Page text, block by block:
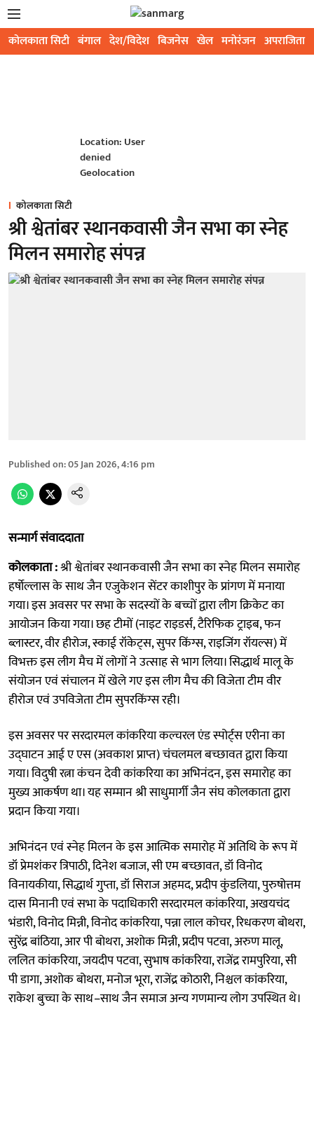
कोलकाता सिटी बंगाल देश/विदेश बिजनेस खेल मनोरंजन अपराजिता
Location: User
denied
Geolocation
कोलकाता सिटी
श्री श्वेतांबर स्थानकवासी जैन सभा का स्नेह
मिलन समारोह संपन्न
Published on:05 Jan 2026, 4:16 pm
सन्मार्ग संवाददाता
कोलकाता :श्री श्वेतांबर स्थानकवासी जैन सभा का स्नेह मिलन समारोह
हर्षोल्लास के साथ जैन एजुकेशन सेंटर काशीपुर के प्रांगण में मनाया
गया। इस अवसर पर सभा के सदस्यों के बच्चों द्वारा लीग क्रिकेट का
आयोजन किया गया। छह टीमों (नाइट राइडर्स, टैरिफिक ट्राइब, फन
ब्लास्टर, वीर हीरोज, स्काई रॉकेट्स, सुपर किंग्स, राइजिंग रॉयल्स) में
विभक्त इस लीग मैच में लोगों ने उत्साह से भाग लिया। सिद्धार्थ मालू के
संयोजन एवं संचालन में खेले गए इस लीग मैच की विजेता टीम वीर
हीरोज एवं उपविजेता टीम सुपरकिंग्स रही।
इस अवसर पर सरदारमल कांकरिया कल्चरल एंड स्पोर्ट्स एरीना का
उद्घाटन आई ए एस (अवकाश प्राप्त) चंचलमल बच्छावत द्वारा किया
गया। विदुषी रत्ना कंचन देवी कांकरिया का अभिनंदन, इस समारोह का
मुख्य आकर्षण था। यह सम्मान श्री साधुमार्गी जैन संघ कोलकाता द्वारा
प्रदान किया गया।
अभिनंदन एवं स्नेह मिलन के इस आत्मिक समारोह में अतिथि के रूप में
डॉ प्रेमशंकर त्रिपाठी, दिनेश बजाज, सी एम बच्छावत, डॉ विनोद
विनायकीया, सिद्धार्थ गुप्ता, डॉ सिराज अहमद, प्रदीप कुंडलिया, पुरुषोत्तम
दास मिनानी एवं सभा के पदाधिकारी सरदारमल कांकरिया, अखयचंद
भंडारी, विनोद मिन्नी, विनोद कांकरिया, पन्ना लाल कोचर, रिधकरण बोथरा,
सुरेंद्र बांठिया, आर पी बोथरा, अशोक मिन्नी, प्रदीप पटवा, अरुण मालू,
ललित कांकरिया, जयदीप पटवा, सुभाष कांकरिया, राजेंद्र रामपुरिया, सी
पी डागा, अशोक बोथरा, मनोज भूरा, राजेंद्र कोठारी, निश्चल कांकरिया,
राकेश बुच्चा के साथ–साथ जैन समाज अन्य गणमान्य लोग उपस्थित थे।